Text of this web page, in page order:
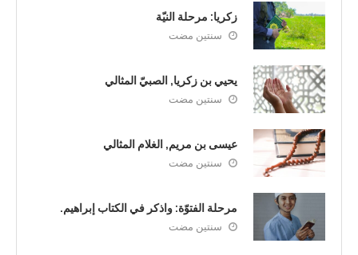
زكريا: مرحلة النيّة
سنتين مضت
يحيي بن زكريا, الصبيّ المثالي
سنتين مضت
عيسى بن مريم, الغلام المثالي
سنتين مضت
مرحلة الفتوّة: واذكر في الكتاب إبراهيم.
سنتين مضت